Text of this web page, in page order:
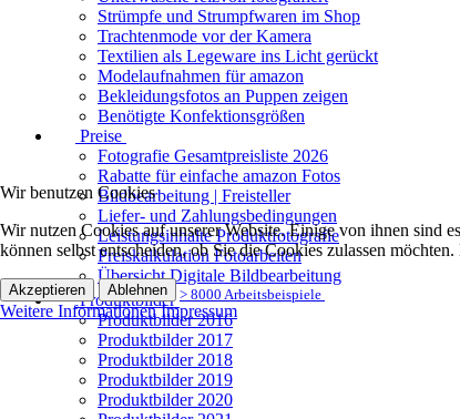
Strümpfe und Strumpfwaren im Shop
Trachtenmode vor der Kamera
Textilien als Legeware ins Licht gerückt
Modelaufnahmen für amazon
Bekleidungsfotos an Puppen zeigen
Benötigte Konfektionsgrößen
Preise
Fotografie Gesamtpreisliste 2026
Rabatte für einfache amazon Fotos
Bildbearbeitung | Freisteller
Liefer- und Zahlungsbedingungen
Leistungsinhalte Produktfotografie
Preiskalkulation Fotoarbeiten
Übersicht Digitale Bildbearbeitung
Produktbilder > 8000 Arbeitsbeispiele
Produktbilder 2016
Produktbilder 2017
Produktbilder 2018
Produktbilder 2019
Produktbilder 2020
Wir benutzen Cookies
Wir nutzen Cookies auf unserer Website. Einige von ihnen sind
können selbst entscheiden, ob Sie die Cookies zulassen
Akzeptieren Ablehnen
Weitere Informationen Impressum